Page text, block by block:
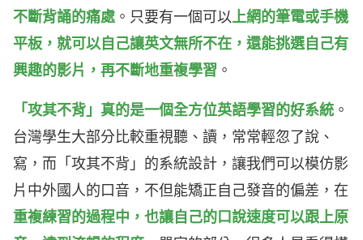
不斷背誦的痛處。只要有一個可以上網的筆電或手機
平板，就可以自己讓英文無所不在，還能挑選自己有
興趣的影片，再不斷地重複學習 。
「攻其不背」真的是一個全方位英語學習的好系統 。
台灣學生大部分比較重視聽、讀，常常輕忽了說、
寫，而「攻其不背」的系統設計，讓我們可以模仿影
片中外國人的口音，不但能矯正自己發音的偏差，在
重複練習的過程中，也讓自己的口說速度可以跟上原